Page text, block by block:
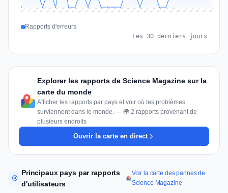
Jul 8 Jul 9 Jul 10 Jul 11 Jul 12 Jul 13 Jul 14 Jul 15 Jul 16 Jul 17 Jul 18 Jul 19 Jul 20 Jul 21 Jul 22 Jul 23 Jul 24 Jul 25 Jul 26 Jul 27 Jul 28 Jul 29 Jul 30 Jul 31 Aug 1 Aug 2 Aug 3 Aug 4 Aug 5 Aug 6
Rapports d'erreurs
Les 30 derniers jours
Explorer les rapports de Science Magazine sur la
carte du monde
Afficher les rapports par pays et voir où les problèmes
surviennent dans le monde. — 🌍 2 rapports provenant de
plusieurs endroits
Ouvrir la carte en direct
Principaux pays par rapports
d'utilisateurs
Voir la carte des pannes de
Science Magazine